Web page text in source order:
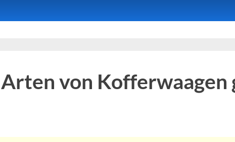
von Kofferwaagen